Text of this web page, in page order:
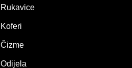
Rukavice
Koferi
Čizme
Odijela